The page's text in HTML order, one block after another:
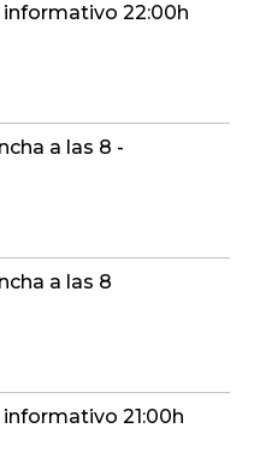
22:00h
a las 8 -
a las 8
21:00h